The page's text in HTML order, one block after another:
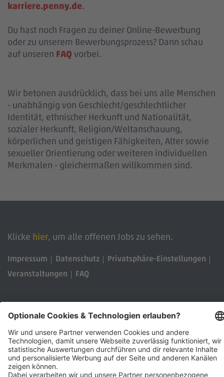
karriere.penny.de.
Du hast noch Fragen zu deiner Online-Bewerbung
oder zu unserem Bewerbungsprozess? Dann schau
auf unseren FAQ vorbei.
Wir betonen ausdrücklich, dass bei uns alle Menschen
- unabhängig von Geschlecht/geschlechtlicher
Identität, ethnischer Herkunft und Nationalität,
sozialer Herkunft, Religion/Weltanschauung,
körperlichen und geistigen Fähigkeiten, Alter sowie
sexueller Orientierung oder weiteren individuellen
Merkmalen - gleichermaßen willkommen sind.
Klicke hier, um alle offenen Jobs zu sehen.
Impressum Datenschutz
Privatsphäre-Einstellungen
Veranstaltungen
FAQ
Sitemap